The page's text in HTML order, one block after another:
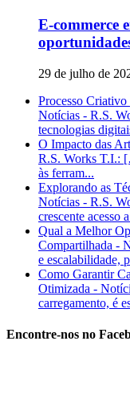
E-commerce
29 de julho de
Processo
Notícias - R.S.
tecnologias
O Impacto das
R.S. Works T.I.:
às ferram...
Explorando as
Notícias - R.S.
crescente acesso
Qual a Melhor
Compartilhada -
e escalabilidade,
Como Garantir
Otimizada -
carregamento, é
Encontre-nos no